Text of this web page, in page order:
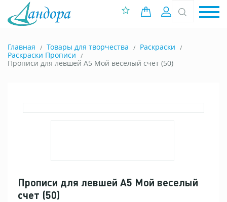
0 позиций
Вход
Главная Товары для творчества
Раскраски
Раскраски Прописи
Прописи для левшей А5 Мой веселый счет (50)
Прописи для левшей А5 Мой веселый
счет (50)